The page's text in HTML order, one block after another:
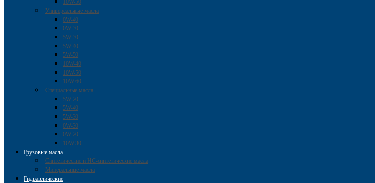
10W-50
Универсальные масла
0W-40
0W-30
5W-30
5W-40
5W-50
10W-40
10W-50
10W-60
Специальные масла
5W-20
5W-40
5W-30
0W-30
0W-20
10W-30
Грузовые масла
Cинтетические и HC-синтетические масла
Минеральные масла
Гидравлические